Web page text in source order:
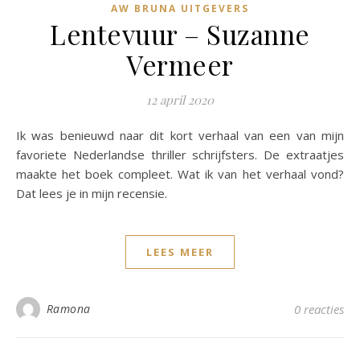
AW BRUNA UITGEVERS
Lentevuur – Suzanne
Vermeer
12 april 2020
Ik was benieuwd naar dit kort verhaal van een van mijn
favoriete Nederlandse thriller schrijfsters. De extraatjes
maakte het boek compleet. Wat ik van het verhaal vond?
Dat lees je in mijn recensie.
LEES MEER
Ramona 0 reacties